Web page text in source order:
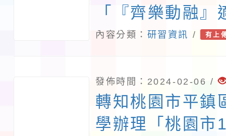
「『齊樂動融
電影暨攝影競賽
內容分類： 研習資訊 / 有上
發佈時間：2024-02-06 /
轉知桃園市平鎮
學辦理「桃園市